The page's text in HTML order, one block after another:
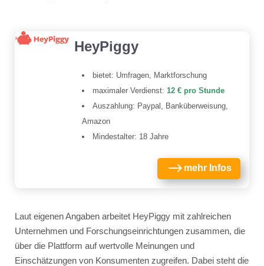
HeyPiggy
bietet: Umfragen, Marktforschung
maximaler Verdienst: 12 € pro Stunde
Auszahlung: Paypal, Banküberweisung,
Amazon
Mindestalter: 18 Jahre
$ mehr Infos
Laut eigenen Angaben arbeitet HeyPiggy mit zahlreichen
Unternehmen und Forschungseinrichtungen zusammen, die
über die Plattform auf wertvolle Meinungen und
Einschätzungen von Konsumenten zugreifen. Dabei steht die